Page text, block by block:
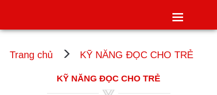
Toggle
Trang chủ KỸ NĂNG ĐỌC CHO TRẺ
KỸ NĂNG ĐỌC CHO TRẺ